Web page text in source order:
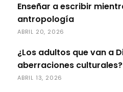
Enseñar a escribir
antropología
ABRIL 20, 2026
¿Los adultos que van a
aberraciones culturales?
ABRIL 13, 2026